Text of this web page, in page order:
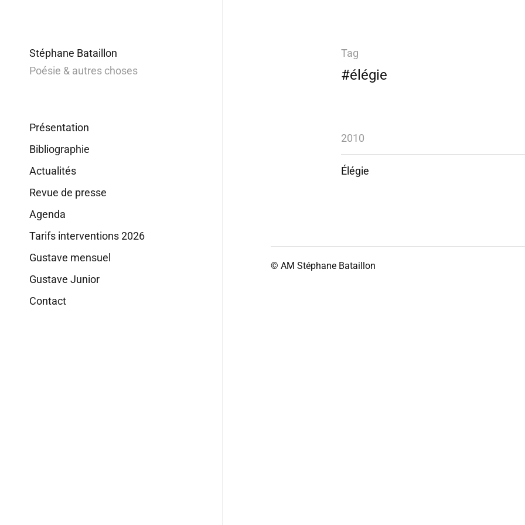
Stéphane Bataillon
Poésie & autres choses
Présentation
Bibliographie
Actualités
Revue de presse
Agenda
Tarifs interventions 2026
Gustave mensuel
Gustave Junior
Contact
Tag
#élégie
2010
Élégie
© AM Stéphane Bataillon